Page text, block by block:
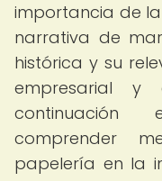
importancia de
narrativa de
histórica y su
empresarial y
comprender
papelería en la